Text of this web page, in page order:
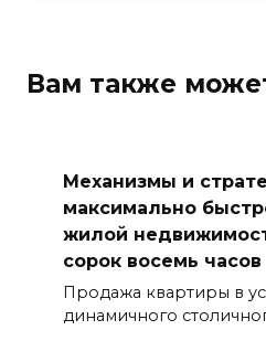
Вам также
Механизмы и
максимально
жилой
сорок восемь часов
Продажа квартиры в
динамичного